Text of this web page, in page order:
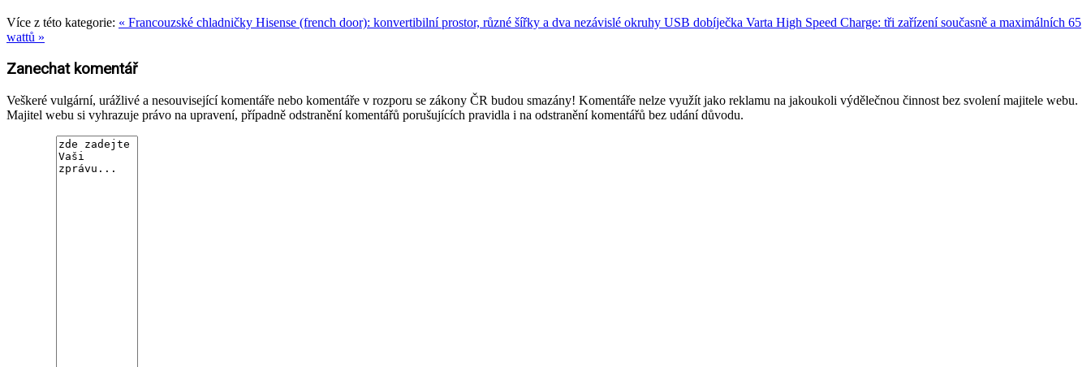
Více z této kategorie: « Francouzské chladničky Hisense (french door): konvertibilní prostor, různé šířky a dva nezávislé okruhy USB dobíječka Varta High Speed Charge: tři zařízení současně a maximálních 65
wattů »
Zanechat komentář
Veškeré vulgární, urážlivé a nesouvisející komentáře nebo komentáře v rozporu se zákony ČR budou smazány! Komentáře nelze využít jako reklamu na jakoukoli výdělečnou činnost bez svolení majitele webu.
Majitel webu si vyhrazuje právo na upravení, případně odstranění komentářů porušujících pravidla i na odstranění komentářů bez udání důvodu.